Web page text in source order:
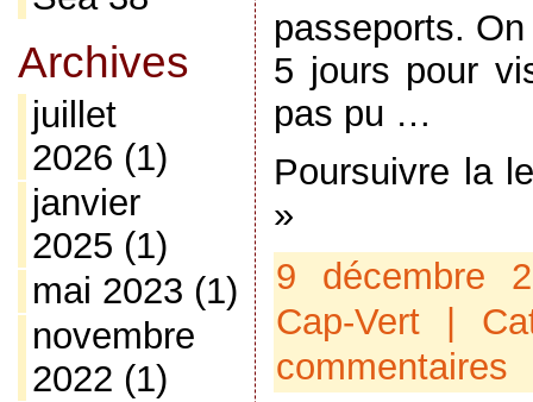
Archives
juillet
2026 (1)
janvier
2025 (1)
mai 2023 (1)
novembre
2022 (1)
passeports.
5 jours pour
pas pu …
Poursuivre la
»
9 décembre
Cap-Vert|
commentaires